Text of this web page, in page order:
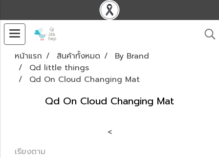
หน้าแรก สินค้าทั้งหมด
By Brand
Qd little things
Qd On Cloud Changing Mat
Qd On Cloud Changing Mat
<
เรียงตาม